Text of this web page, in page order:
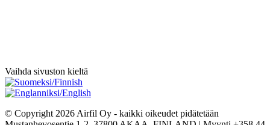
Vaihda sivuston kieltä
© Copyright 2026 Airfil Oy - kaikki oikeudet pidätetään